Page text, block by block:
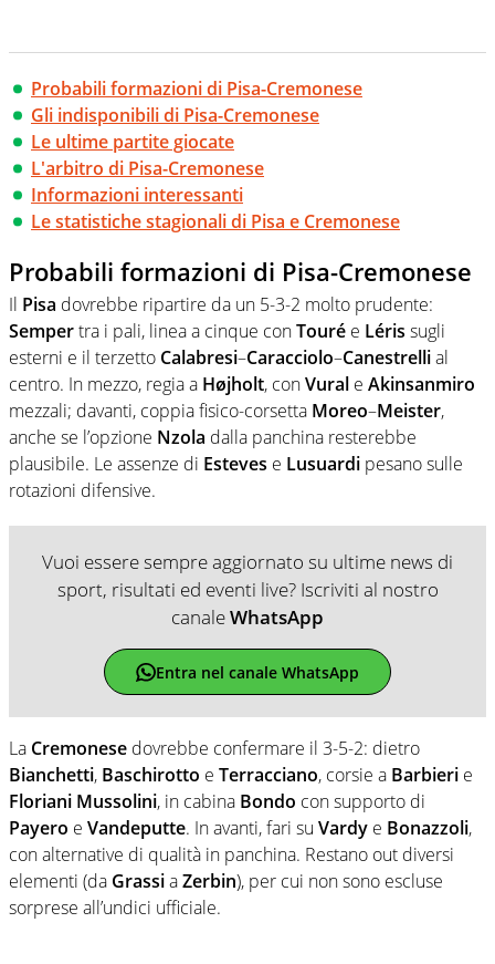
Probabili formazioni di Pisa-Cremonese
Gli indisponibili di Pisa-Cremonese
Le ultime partite giocate
L'arbitro di Pisa-Cremonese
Informazioni interessanti
Le statistiche stagionali di Pisa e Cremonese
Probabili formazioni di Pisa-Cremonese
Il Pisa dovrebbe ripartire da un 5-3-2 molto prudente:
Sempertra i pali, linea a cinque conTouré e Léris sugli
esterni e il terzetto Calabresi–Caracciolo–Canestrellial
centro. In mezzo, regia a Højholt, conVural e Akinsanmiro
mezzali; davanti, coppia fisico-corsetta Moreo–Meister,
anche se l’opzione Nzola dalla panchina resterebbe
plausibile. Le assenze di Esteves e Lusuardi pesano sulle
rotazioni difensive.
Vuoi essere sempre aggiornato su ultime news di
sport, risultati ed eventi live? Iscriviti al nostro
canaleWhatsApp
Entra nel canale WhatsApp
La Cremonese dovrebbe confermare il 3-5-2: dietro
Bianchetti, Baschirotto e Terracciano, corsie a Barbieri e
Floriani Mussolini, in cabina Bondo con supporto di
Payero e Vandeputte. In avanti, fari su Vardy e Bonazzoli,
con alternative di qualità in panchina. Restano out diversi
elementi (da GrassiaZerbin), per cui non sono escluse
sorprese all’undici ufficiale.